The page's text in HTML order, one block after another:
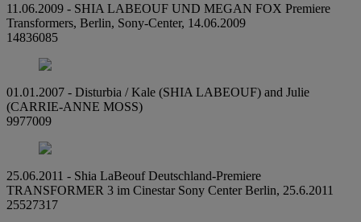
11.06.2009 - SHIA LABEOUF UND MEGAN FOX Premiere
Transformers, Berlin, Sony-Center, 14.06.2009
14836085
01.01.2007 - Disturbia / Kale (SHIA LABEOUF) and Julie
(CARRIE-ANNE MOSS)
9977009
25.06.2011 - Shia LaBeouf Deutschland-Premiere
TRANSFORMER 3 im Cinestar Sony Center Berlin, 25.6.2011
25527317